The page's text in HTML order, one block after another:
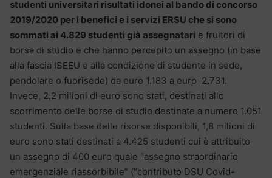
studenti universitari risultati idonei al bando di concorso
2019/2020 per i benefici e i servizi ERSU che si sono
sommati ai 4.829 studenti già assegnatari e fruitori di
borsa di studio e che hanno percepito un assegno (in base
alla fascia ISEEU e alla condizione di studente in sede,
pendolare o fuorisede) da euro 1.183 a euro 2.731.
Invece, 2,2 milioni di euro sono stati, destinati allo
scorrimento delle borse di studio destinate a numero 1.051
studenti. Sulla base delle risorse disponibili, 1,8 milioni di
euro sono stati destinati a 4.425 studenti cui è attribuito
un assegno di 400 euro quale “assegno straordinario
emergenziale riassorbibile” (“contributo DSU Covid-